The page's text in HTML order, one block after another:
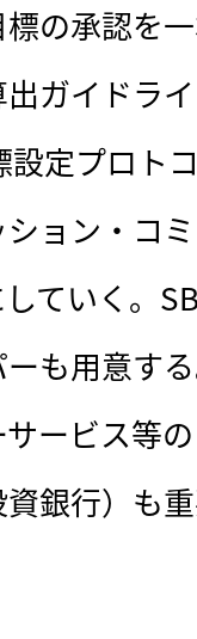
の承認を
ガイドラ
設定プロト
ョン・コ
ていく。
も用意す
ービス等
銀行）も